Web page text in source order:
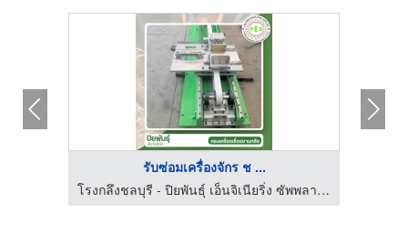
รับซ่อมเครื่องจักร ช ...
โรงกลึงชลบุรี - ปิยพันธุ์ เอ็นจิเนียริ่ง ซัพพลาย เซอร์วิส